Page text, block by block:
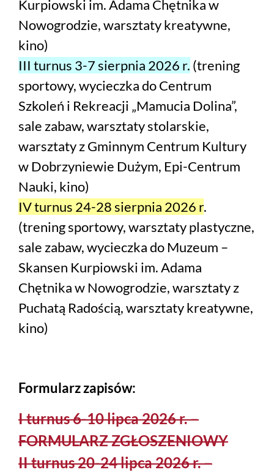
Kurpiowski im. Adama Chętnika w
Nowogrodzie, warsztaty kreatywne,
kino)
III turnus 3-7 sierpnia 2026 r. (trening
sportowy, wycieczka do Centrum
Szkoleń i Rekreacji „Mamucia Dolina”,
sale zabaw, warsztaty stolarskie,
warsztaty z Gminnym Centrum Kultury
w Dobrzyniewie Dużym, Epi-Centrum
Nauki, kino)
IV turnus 24-28 sierpnia 2026 r.
(trening sportowy, warsztaty plastyczne,
sale zabaw, wycieczka do Muzeum –
Skansen Kurpiowski im. Adama
Chętnika w Nowogrodzie, warsztaty z
Puchatą Radością, warsztaty kreatywne,
kino)
Formularz zapisów:
I turnus 6-10 lipca 2026 r. –
FORMULARZ ZGŁOSZENIOWY
II turnus 20-24 lipca 2026 r. –